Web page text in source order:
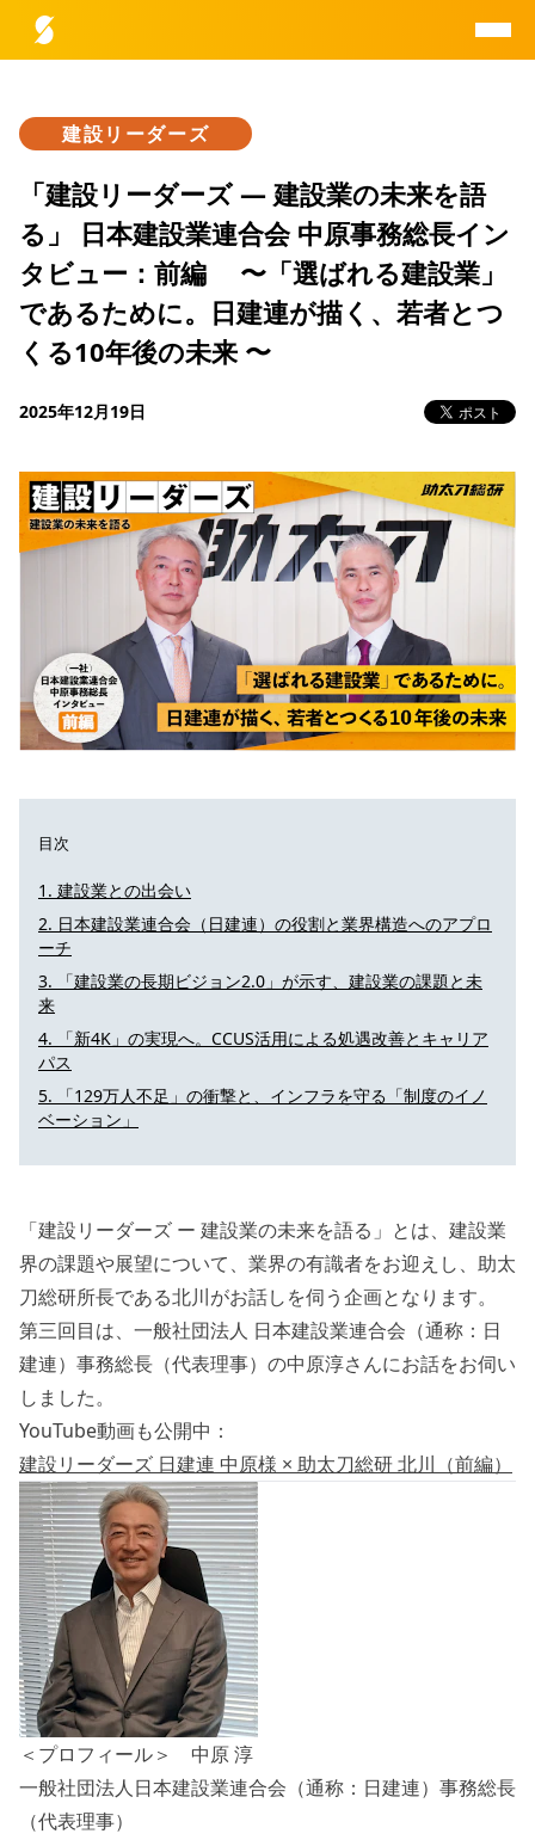
助太刀総研とは
データ一覧
レポート一覧
研究員紹介
お問合せ
建設リーダーズ
「建設リーダーズ — 建設業の未来を語
る」 日本建設業連合会 中原事務総長イン
タビュー：前編 〜「選ばれる建設業」
であるために。日建連が描く、若者とつ
くる10年後の未来 〜
2025年12月19日
目次
建設業との出会い
日本建設業連合会（日建連）の役割と業界構造へのアプロ
ーチ
「建設業の長期ビジョン2.0」が示す、建設業の課題と未
来
「新4K」の実現へ。CCUS活用による処遇改善とキャリア
パス
「129万人不足」の衝撃と、インフラを守る「制度のイノ
ベーション」
「建設リーダーズ ー 建設業の未来を語る」とは、建設業
界の課題や展望について、業界の有識者をお迎えし、助太
刀総研所長である北川がお話しを伺う企画となります。
第三回目は、一般社団法人 日本建設業連合会（通称：日
建連）事務総長（代表理事）の中原淳さんにお話をお伺い
しました。
YouTube動画も公開中：
建設リーダーズ 日建連 中原様 × 助太刀総研 北川（前編）
＜プロフィール＞ 中原 淳
一般社団法人日本建設業連合会（通称：日建連）事務総長
（代表理事）